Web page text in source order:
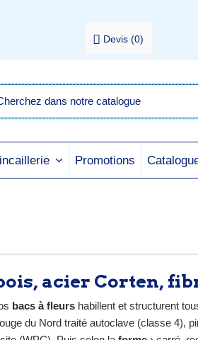
Devis (0)
Promotions
acier Corten,
bacs à fleurs habillent et structurent
du Nord traité autoclave (classe 4),